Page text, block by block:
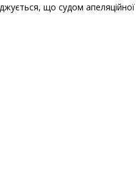
що судом апеляційної